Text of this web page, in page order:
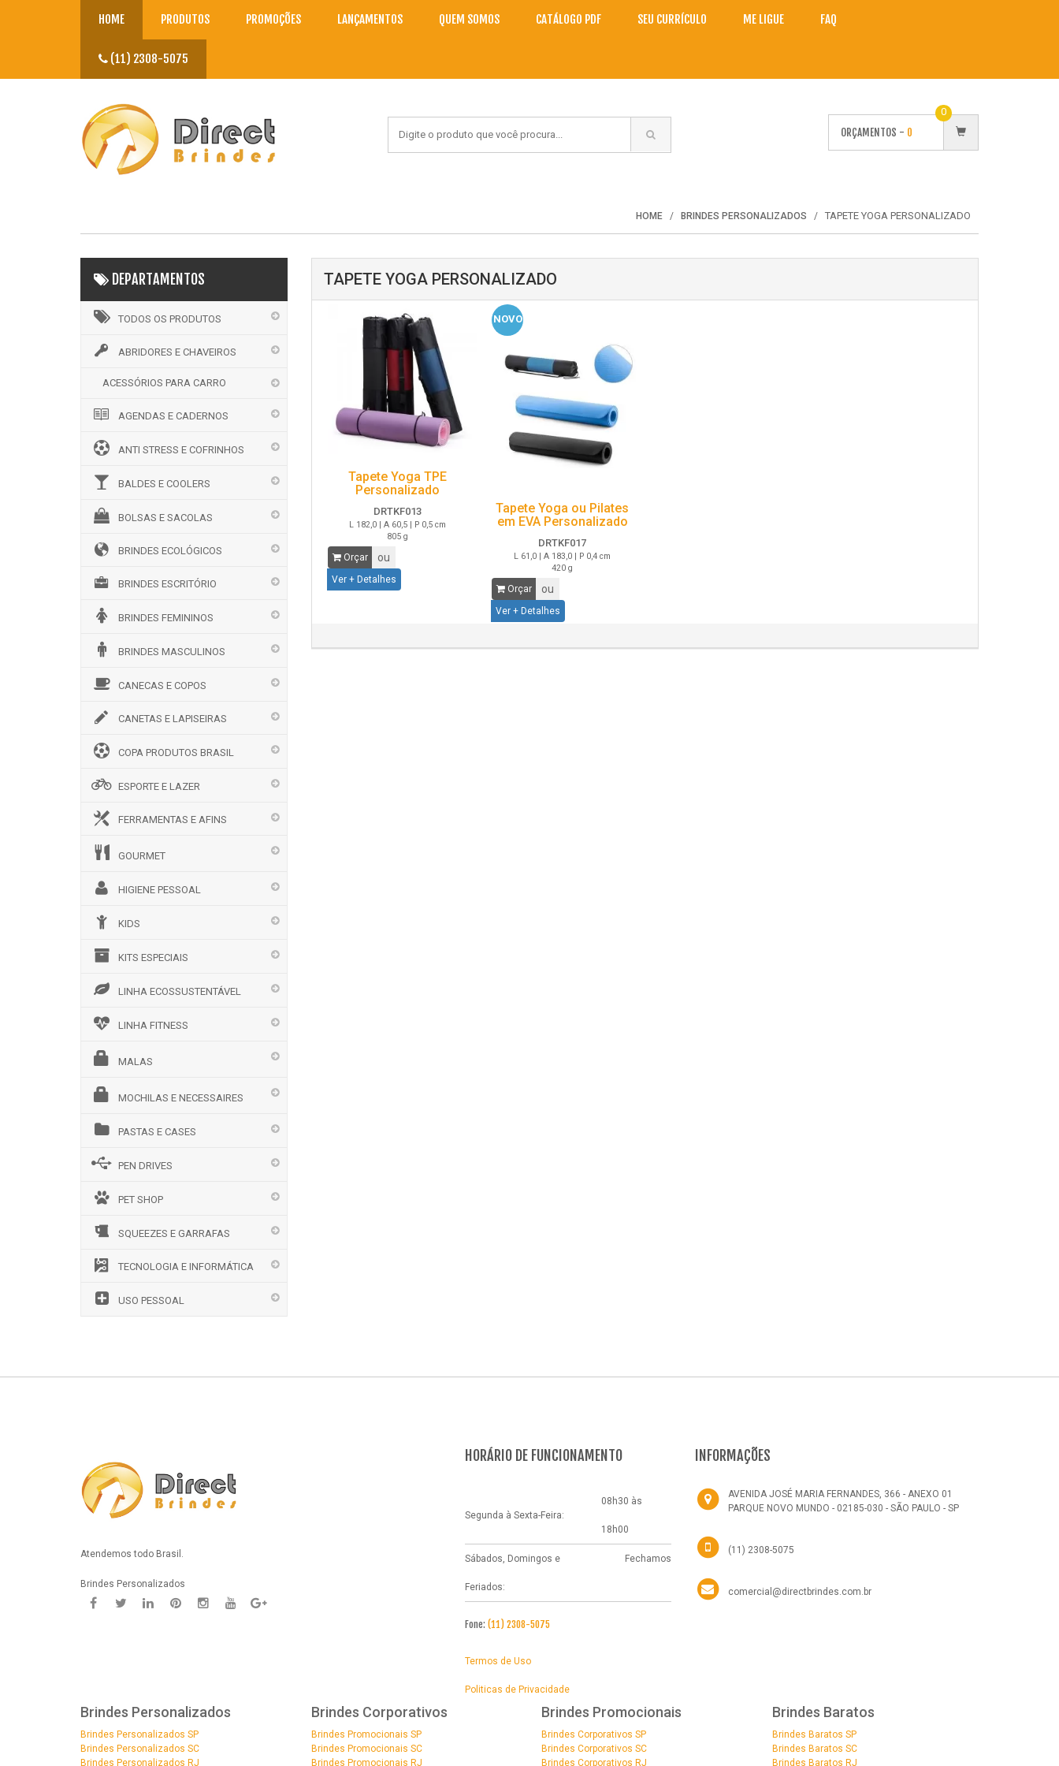
HOME PRODUTOS PROMOÇÕES LANÇAMENTOS QUEM SOMOS CATÁLOGO PDF SEU CURRÍCULO ME LIGUE FAQ
(11) 2308-5075
ORÇAMENTOS - 0
0
HOME BRINDES PERSONALIZADOS TAPETE YOGA PERSONALIZADO
DEPARTAMENTOS
TODOS OS PRODUTOS
ABRIDORES E CHAVEIROS
ACESSÓRIOS PARA CARRO
AGENDAS E CADERNOS
ANTI STRESS E COFRINHOS
BALDES E COOLERS
BOLSAS E SACOLAS
BRINDES ECOLÓGICOS
BRINDES ESCRITÓRIO
BRINDES FEMININOS
BRINDES MASCULINOS
CANECAS E COPOS
CANETAS E LAPISEIRAS
COPA PRODUTOS BRASIL
ESPORTE E LAZER
FERRAMENTAS E AFINS
GOURMET
HIGIENE PESSOAL
KIDS
KITS ESPECIAIS
LINHA ECOSSUSTENTÁVEL
LINHA FITNESS
MALAS
MOCHILAS E NECESSAIRES
PASTAS E CASES
PEN DRIVES
PET SHOP
SQUEEZES E GARRAFAS
TECNOLOGIA E INFORMÁTICA
USO PESSOAL
TAPETE YOGA PERSONALIZADO
Tapete Yoga TPE
Personalizado
DRTKF013
L 182,0 | A 60,5 | P 0,5 cm
805 g
Orçar ou
Ver + Detalhes
NOVO
Tapete Yoga ou Pilates
em EVA Personalizado
DRTKF017
L 61,0 | A 183,0 | P 0,4 cm
420 g
Orçar ou
Ver + Detalhes
Atendemos todo Brasil.
Brindes Personalizados
HORÁRIO DE FUNCIONAMENTO
Segunda à Sexta-Feira:
08h30 às
18h00
Sábados, Domingos e
Feriados:
Fechamos
Fone: (11) 2308-5075
Termos de Uso
Politicas de Privacidade
INFORMAÇÕES
AVENIDA JOSÉ MARIA FERNANDES, 366 - ANEXO 01
PARQUE NOVO MUNDO - 02185-030 - SÃO PAULO - SP
(11) 2308-5075
comercial@directbrindes.com.br
Brindes Personalizados
Brindes Personalizados SP
Brindes Personalizados SC
Brindes Personalizados RJ
Brindes Corporativos
Brindes Promocionais SP
Brindes Promocionais SC
Brindes Promocionais RJ
Brindes Promocionais
Brindes Corporativos SP
Brindes Corporativos SC
Brindes Corporativos RJ
Brindes Baratos
Brindes Baratos SP
Brindes Baratos SC
Brindes Baratos RJ